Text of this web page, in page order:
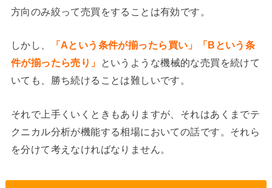
方向のみ絞って売買をすることは有効です。
しかし、
「Aという条件が揃ったら買い」「Bという条
件が揃ったら売り」
というような機械的な売買を続けて
いても、勝ち続けることは難しいです。
それで上手くいくときもありますが、それはあくまでテ
クニカル分析が機能する相場においての話です。それら
を分けて考えなければなりません。